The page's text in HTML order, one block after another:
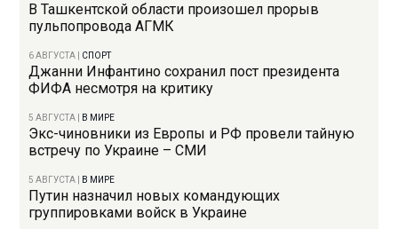
В Ташкентской области произошел прорыв
пульпопровода АГМК
6 АВГУСТА СПОРТ
Джанни Инфантино сохранил пост президента
ФИФА несмотря на критику
5 АВГУСТА В МИРЕ
Экс-чиновники из Европы и РФ провели тайную
встречу по Украине – СМИ
5 АВГУСТА В МИРЕ
Путин назначил новых командующих
группировками войск в Украине